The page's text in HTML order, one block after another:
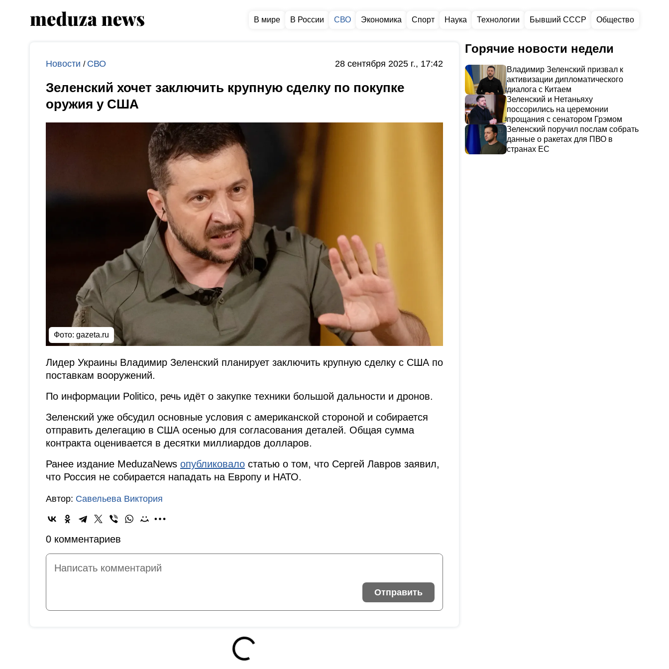
В мире В России СВО Экономика Спорт Наука Технологии Бывший СССР Общество
Новости / СВО 28 сентября 2025 г., 17:42
Зеленский хочет заключить крупную сделку по покупке
оружия у США
Фото: gazeta.ru
Лидер Украины Владимир Зеленский планирует заключить крупную сделку с США по
поставкам вооружений.
По информации Politico, речь идёт о закупке техники большой дальности и дронов.
Зеленский уже обсудил основные условия с американской стороной и собирается
отправить делегацию в США осенью для согласования деталей. Общая сумма
контракта оценивается в десятки миллиардов долларов.
Ранее издание MeduzaNews опубликовало статью о том, что Сергей Лавров заявил,
что Россия не собирается нападать на Европу и НАТО.
Автор: Савельева Виктория
0 комментариев
Отправить
Горячие новости недели
Владимир Зеленский призвал к
активизации дипломатического
диалога с Китаем
Зеленский и Нетаньяху
поссорились на церемонии
прощания с сенатором Грэмом
Зеленский поручил послам собрать
данные о ракетах для ПВО в
странах ЕС